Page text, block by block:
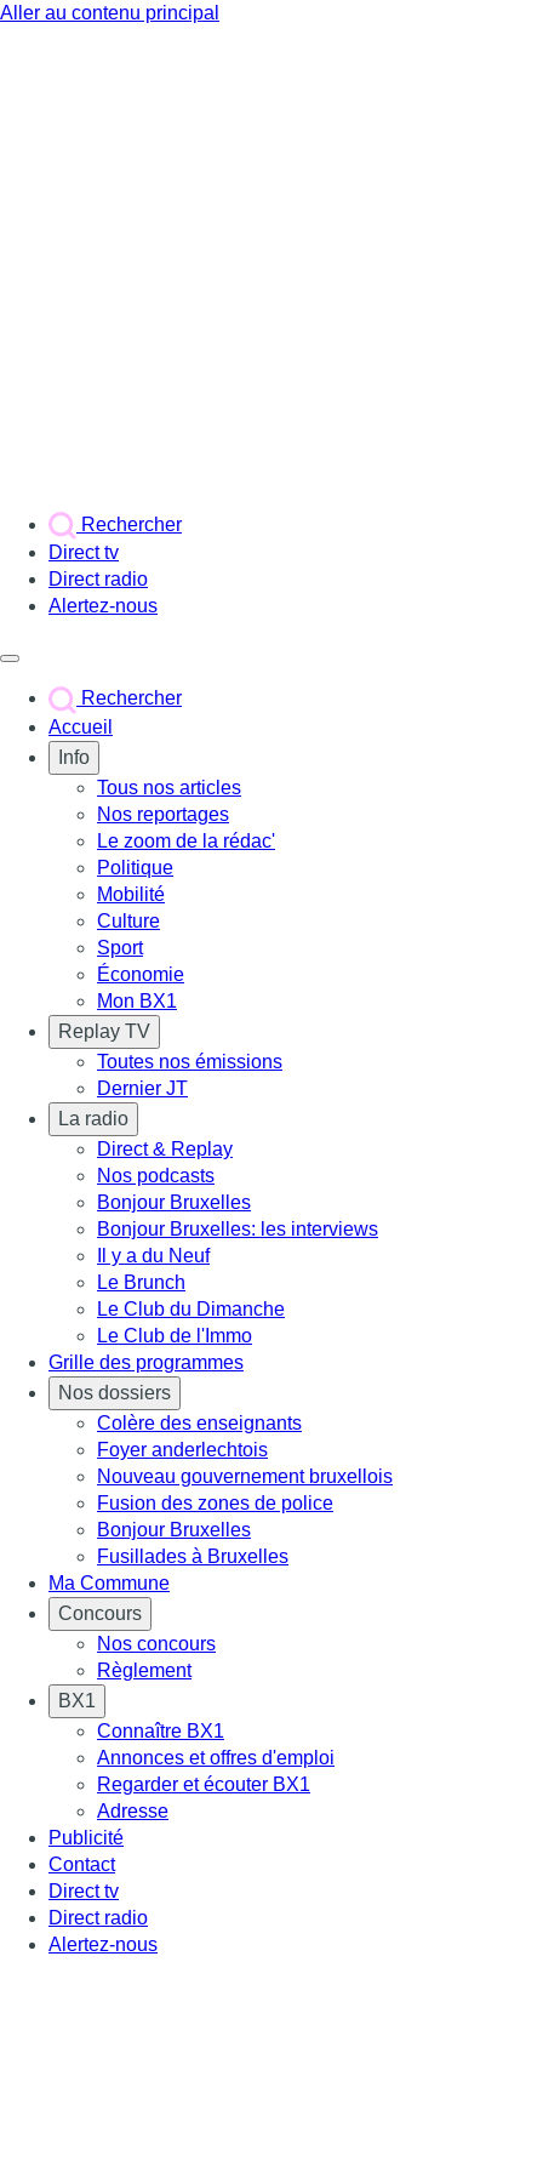
Aller au contenu principal
Rechercher
Direct tv
Direct radio
Alertez-nous
Rechercher
Accueil
Info
Tous nos articles
Nos reportages
Le zoom de la rédac'
Politique
Mobilité
Culture
Sport
Économie
Mon BX1
Replay TV
Toutes nos émissions
Dernier JT
La radio
Direct & Replay
Nos podcasts
Bonjour Bruxelles
Bonjour Bruxelles: les interviews
Il y a du Neuf
Le Brunch
Le Club du Dimanche
Le Club de l'Immo
Grille des programmes
Nos dossiers
Colère des enseignants
Foyer anderlechtois
Nouveau gouvernement bruxellois
Fusion des zones de police
Bonjour Bruxelles
Fusillades à Bruxelles
Ma Commune
Concours
Nos concours
Règlement
BX1
Connaître BX1
Annonces et offres d'emploi
Regarder et écouter BX1
Adresse
Publicité
Contact
Direct tv
Direct radio
Alertez-nous